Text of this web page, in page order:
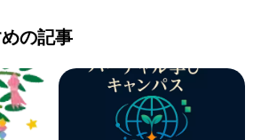
の記事